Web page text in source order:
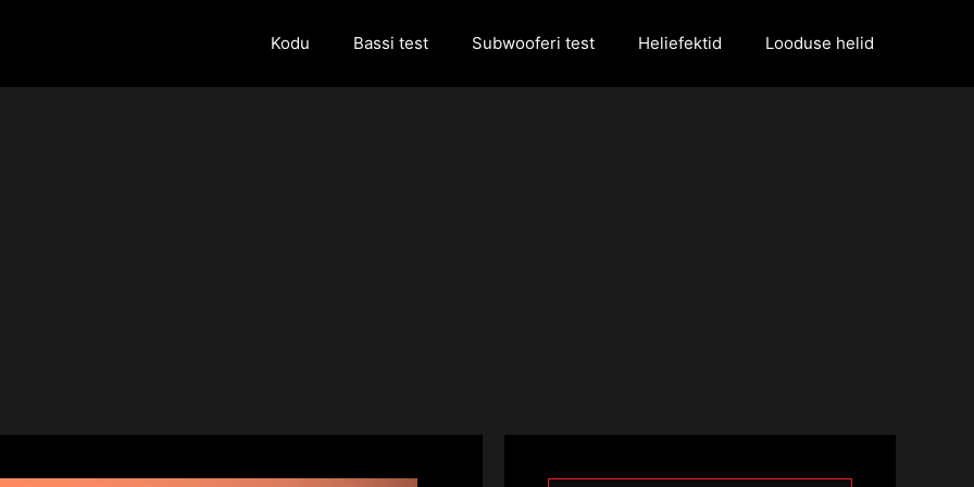
Kodu Bassi test Subwooferi test Heliefektid Looduse helid